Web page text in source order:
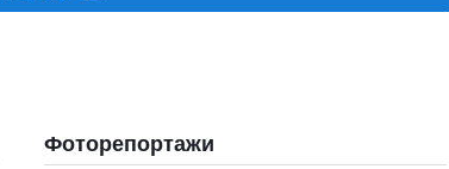
Фоторепортажи